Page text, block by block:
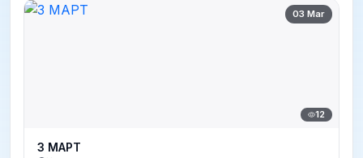
03 Mar
12
3 МАРТ